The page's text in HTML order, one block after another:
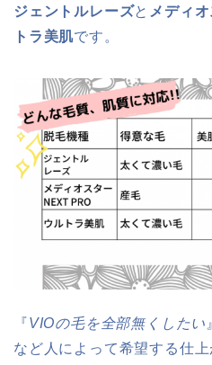
ジェントルレーズと メディ
トラ美肌です。
『VIOの毛を全部無くしたい
など人によって希望する仕